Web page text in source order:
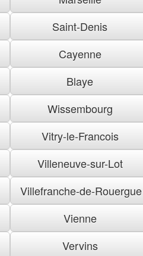
Saint-Denis
Cayenne
Blaye
Wissembourg
Vitry-le-Francois
Villeneuve-sur-Lot
Villefranche-de-Rouergue
Vienne
Vervins